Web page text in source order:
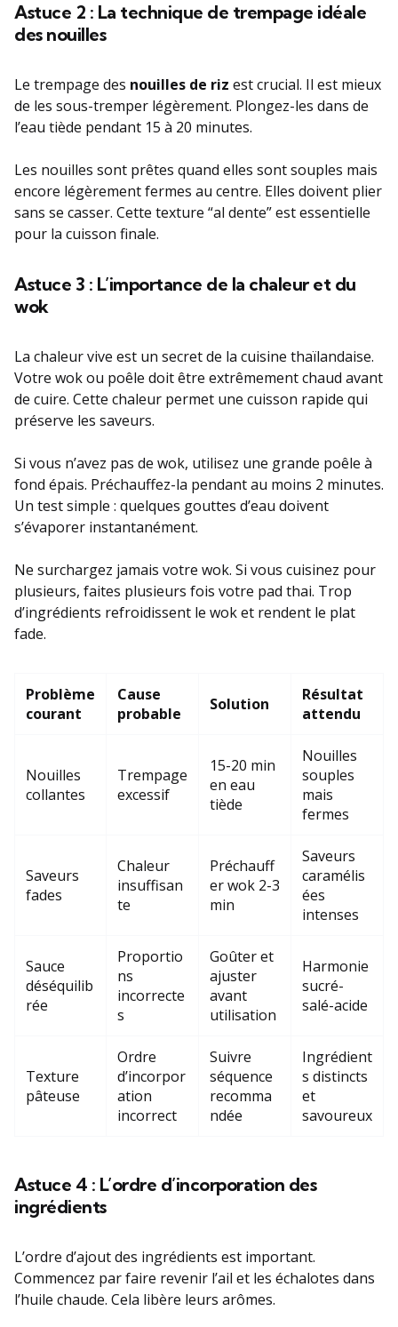
Astuce 2 : La technique de trempage idéale
des nouilles
Le trempage des nouilles de riz est crucial. Il est mieux
de les sous-tremper légèrement. Plongez-les dans de
l’eau tiède pendant 15 à 20 minutes.
Les nouilles sont prêtes quand elles sont souples mais
encore légèrement fermes au centre. Elles doivent plier
sans se casser. Cette texture “al dente” est essentielle
pour la cuisson finale.
Astuce 3 : L’importance de la chaleur et du
wok
La chaleur vive est un secret de la cuisine thaïlandaise.
Votre wok ou poêle doit être extrêmement chaud avant
de cuire. Cette chaleur permet une cuisson rapide qui
préserve les saveurs.
Si vous n’avez pas de wok, utilisez une grande poêle à
fond épais. Préchauffez-la pendant au moins 2 minutes.
Un test simple : quelques gouttes d’eau doivent
s’évaporer instantanément.
Ne surchargez jamais votre wok. Si vous cuisinez pour
plusieurs, faites plusieurs fois votre pad thai. Trop
d’ingrédients refroidissent le wok et rendent le plat
fade.
Problème
courant
Cause
probable
Solution
Résultat
attendu
Nouilles
collantes
Trempage
excessif
15-20 min
en eau
tiède
Nouilles
souples
mais
fermes
Saveurs
fades
Chaleur
insuffisan
te
Préchauff
er wok 2-3
min
Saveurs
caramélis
ées
intenses
Sauce
déséquilib
rée
Proportio
ns
incorrecte
s
Goûter et
ajuster
avant
utilisation
Harmonie
sucré-
salé-acide
Texture
pâteuse
Ordre
d’incorpor
ation
incorrect
Suivre
séquence
recomma
ndée
Ingrédient
s distincts
et
savoureux
Astuce 4 : L’ordre d’incorporation des
ingrédients
L’ordre d’ajout des ingrédients est important.
Commencez par faire revenir l’ail et les échalotes dans
l’huile chaude. Cela libère leurs arômes.